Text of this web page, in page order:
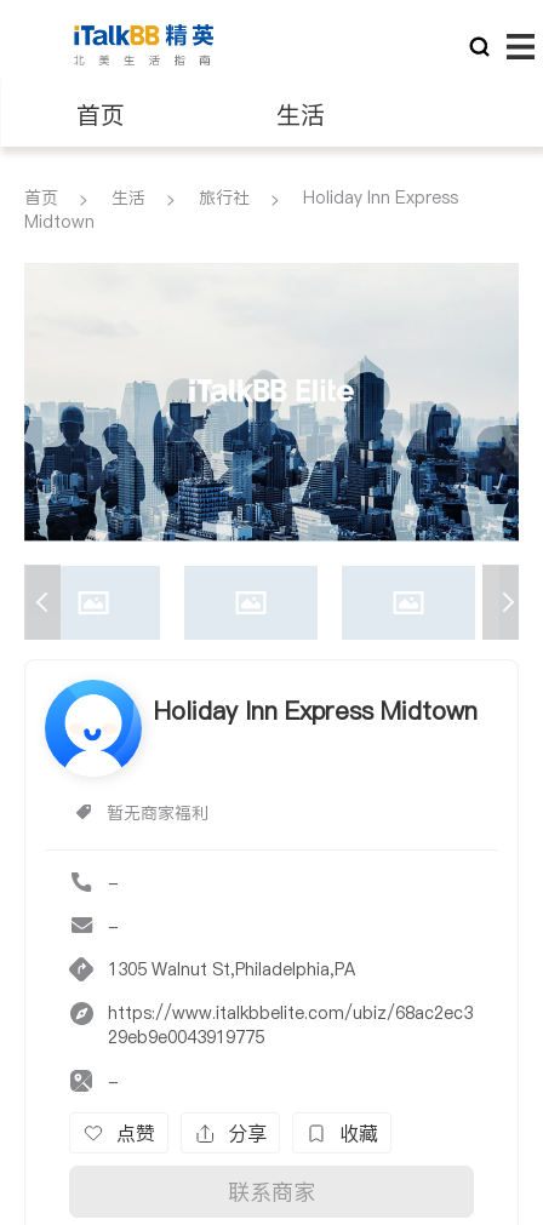
首页 生活
医生 律师
养老 非盈利组织
首页 生活 旅行社
Holiday Inn Express
Midtown
Holiday Inn Express Midtown
暂无商家福利
-
-
1305 Walnut St,Philadelphia,PA
https://www.italkbbelite.com/ubiz/68ac2ec3
29eb9e0043919775
-
点赞 分享 收藏
联系商家